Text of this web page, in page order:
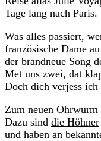
Tage lang nach Paris.
Was alles passiert,
französische Dame
der brandneue Song
Met uns zwei, dat
Doch dich verjess
Zum neuen
Dazu sind die Höhner
und haben an